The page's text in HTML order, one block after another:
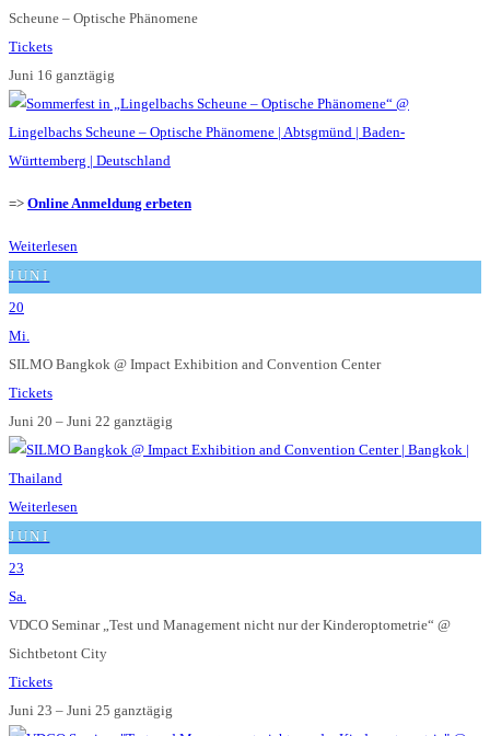
Scheune – Optische Phänomene
Tickets
Juni 16 ganztägig
=> Online Anmeldung erbeten
Weiterlesen
JUNI
20
Mi.
SILMO Bangkok @ Impact Exhibition and Convention Center
Tickets
Juni 20 – Juni 22 ganztägig
Weiterlesen
JUNI
23
Sa.
VDCO Seminar „Test und Management nicht nur der Kinderoptometrie“ @
Sichtbetont City
Tickets
Juni 23 – Juni 25 ganztägig